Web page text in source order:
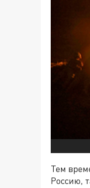
Тем
Россию,